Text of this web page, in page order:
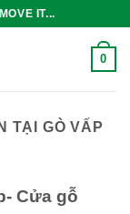
IT...
0
TẠI GÒ VẤP
Cửa gỗ